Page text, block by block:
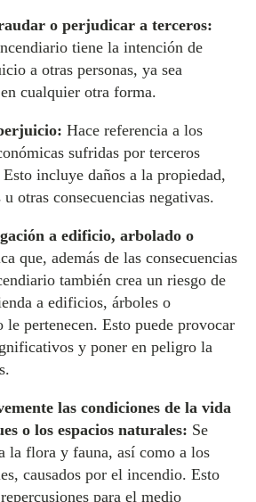
o perjudicar a terceros:
tiene la intención de
a otras personas, ya sea
cualquier otra forma.
Hace referencia a los
sufridas por terceros
incluye daños a la propiedad,
otras consecuencias negativas.
a edificio, arbolado o
que, además de las consecuencias
también crea un riesgo de
a edificios, árboles o
le pertenecen. Esto puede provocar
y poner en peligro la
las condiciones de la vida
o los espacios naturales: Se
la flora y fauna, así como a los
causados por el incendio. Esto
para el medio